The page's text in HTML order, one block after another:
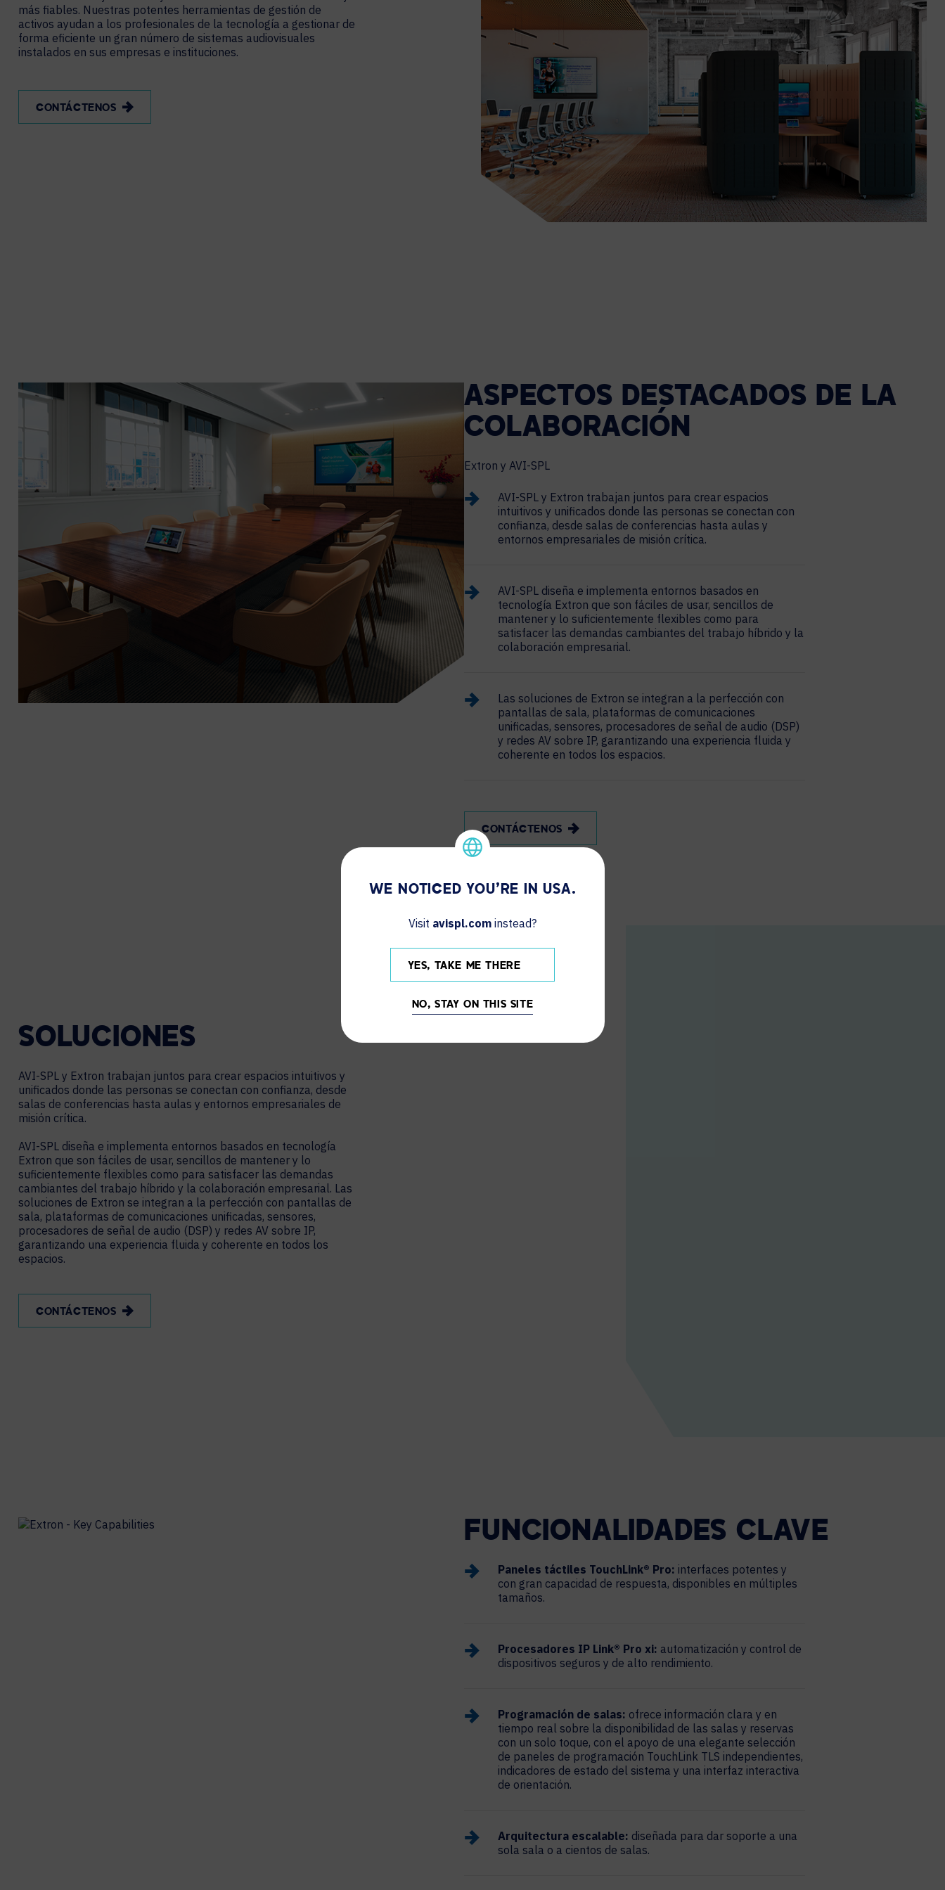
más fiables. Nuestras potentes herramientas de gestión de
activos ayudan a los profesionales de la tecnología a gestionar de
forma eficiente un gran número de sistemas audiovisuales
instalados en sus empresas e instituciones.
CONTÁCTENOS
ASPECTOS DESTACADOS DE LA
COLABORACIÓN
Extron y AVI-SPL
AVI-SPL y Extron trabajan juntos para crear espacios
intuitivos y unificados donde las personas se conectan con
confianza, desde salas de conferencias hasta aulas y
entornos empresariales de misión crítica.
AVI-SPL diseña e implementa entornos basados en
tecnología Extron que son fáciles de usar, sencillos de
mantener y lo suficientemente flexibles como para
satisfacer las demandas cambiantes del trabajo híbrido y la
colaboración empresarial.
Las soluciones de Extron se integran a la perfección con
pantallas de sala, plataformas de comunicaciones
unificadas, sensores, procesadores de señal de audio (DSP)
y redes AV sobre IP, garantizando una experiencia fluida y
coherente en todos los espacios.
CONTÁCTENOS
SOLUCIONES
AVI-SPL y Extron trabajan juntos para crear espacios intuitivos y
unificados donde las personas se conectan con confianza, desde
salas de conferencias hasta aulas y entornos empresariales de
misión crítica.
AVI-SPL diseña e implementa entornos basados en tecnología
Extron que son fáciles de usar, sencillos de mantener y lo
suficientemente flexibles como para satisfacer las demandas
cambiantes del trabajo híbrido y la colaboración empresarial. Las
soluciones de Extron se integran a la perfección con pantallas de
sala, plataformas de comunicaciones unificadas, sensores,
procesadores de señal de audio (DSP) y redes AV sobre IP,
garantizando una experiencia fluida y coherente en todos los
espacios.
CONTÁCTENOS
FUNCIONALIDADES CLAVE
Paneles táctiles TouchLink® Pro: interfaces potentes y
con gran capacidad de respuesta, disponibles en múltiples
tamaños.
Procesadores IP Link® Pro xi: automatización y control de
dispositivos seguros y de alto rendimiento.
Programación de salas: ofrece información clara y en
tiempo real sobre la disponibilidad de las salas y reservas
con un solo toque, con el apoyo de una elegante selección
de paneles de programación TouchLink TLS independientes,
indicadores de estado del sistema y una interfaz interactiva
de orientación.
Arquitectura escalable: diseñada para dar soporte a una
sola sala o a cientos de salas.
WE NOTICED YOU'RE IN USA.
Visit avispl.com instead?
YES, TAKE ME THERE
NO, STAY ON THIS SITE